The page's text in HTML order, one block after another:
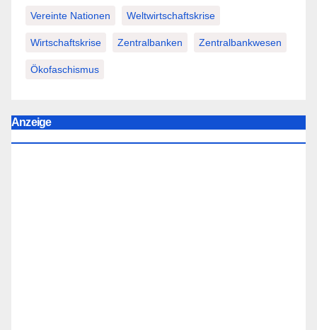
Vereinte Nationen Weltwirtschaftskrise
Wirtschaftskrise Zentralbanken Zentralbankwesen
Ökofaschismus
Anzeige